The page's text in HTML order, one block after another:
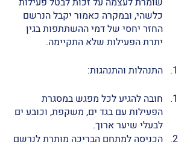
כלשהי, ובמקרה כאמור יקבל הנרשם
החזר יחסי של דמי ההשתתפות בגין
יתרת הפעילות שלא התקיימה.
התנהלות והתנהגות:
חובה להגיע לכל מפגש במסגרת
הפעילות עם בגד ים, משקפת, וכובע ים
לבעלי שיער ארוך.
הכניסה למתחם הבריכה מותרת לנרשם